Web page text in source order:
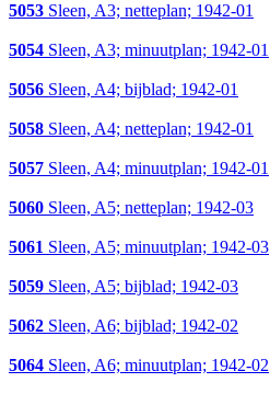
5053 Sleen, A3; netteplan; 1942-01
5054 Sleen, A3; minuutplan; 1942-01
5056 Sleen, A4; bijblad; 1942-01
5058 Sleen, A4; netteplan; 1942-01
5057 Sleen, A4; minuutplan; 1942-01
5060 Sleen, A5; netteplan; 1942-03
5061 Sleen, A5; minuutplan; 1942-03
5059 Sleen, A5; bijblad; 1942-03
5062 Sleen, A6; bijblad; 1942-02
5064 Sleen, A6; minuutplan; 1942-02